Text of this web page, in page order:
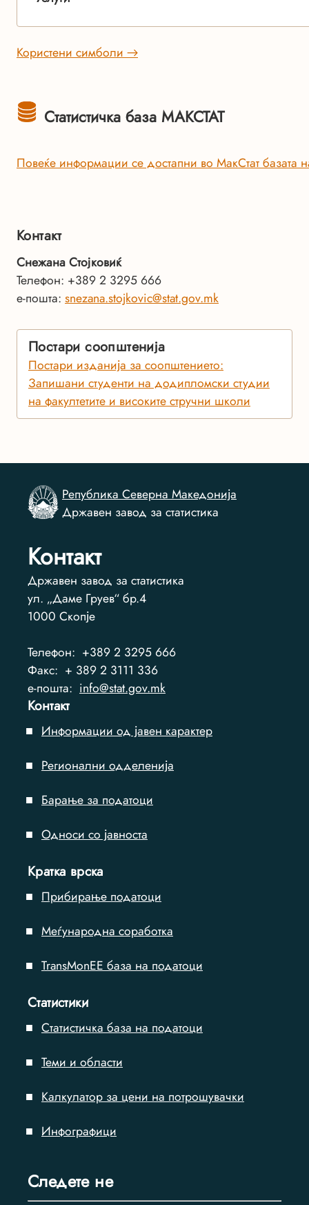
Користени симболи →
Статистичка база МАКСТАТ
Повеќе информации се достапни во МакСтат базата
Контакт
Снежана Стојковиќ
Телефон: +389 2 3295 666
е-пошта: snezana.stojkovic@stat.gov.mk
Постари соопштенија
Постари изданија за соопштението:
Запишани студенти на додипломски студии
на факултетите и високите стручни школи
Република Северна Македонија
Државен завод за статистика
Контакт
Државен завод за статистика
ул. „Даме Груев“ бр.4
1000 Скопје
Телефон: +389 2 3295 666
Факс: + 389 2 3111 336
e-пошта: info@stat.gov.mk
Контакт
Информации од јавен карактер
Регионални одделенија
Барање за податоци
Односи со јавноста
Кратка врска
Прибирање податоци
Меѓународна соработка
TransMonEE база на податоци
Статистики
Статистичка база на податоци
Теми и области
Калкулатор за цени на потрошувачки
Инфографици
Следете нe